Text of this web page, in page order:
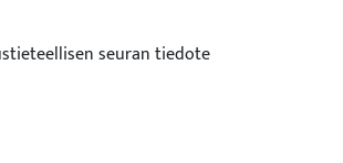
seuran tiedote